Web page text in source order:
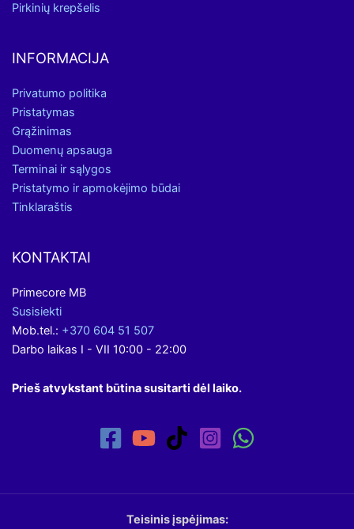
Pirkinių krepšelis
INFORMACIJA
Privatumo politika
Pristatymas
Grąžinimas
Duomenų apsauga
Terminai ir sąlygos
Pristatymo ir apmokėjimo būdai
Tinklaraštis
KONTAKTAI
Primecore MB
Susisiekti
Mob.tel.: +370 604 51 507
Darbo laikas I - VII 10:00 - 22:00
Prieš atvykstant būtina susitarti dėl laiko.
Teisinis įspėjimas: